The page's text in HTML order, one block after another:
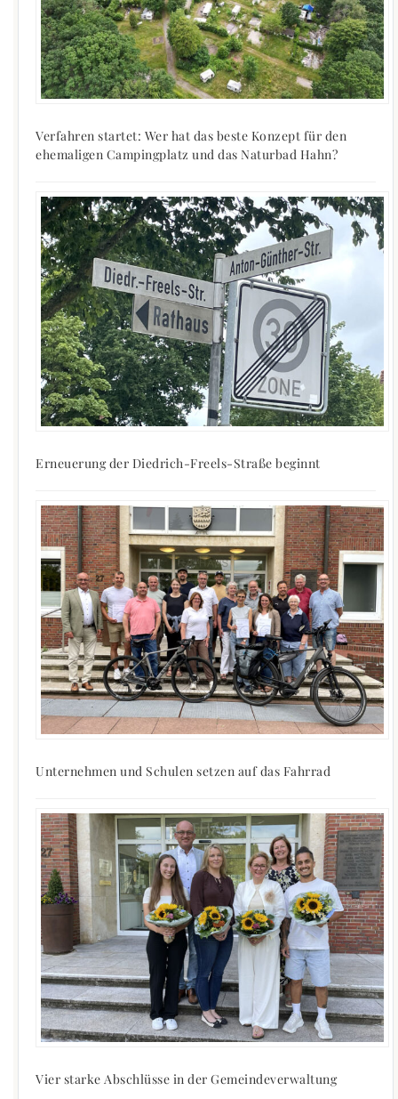
Verfahren startet: Wer hat das beste Konzept für den
ehemaligen Campingplatz und das Naturbad Hahn?
Erneuerung der Diedrich-Freels-Straße beginnt
Unternehmen und Schulen setzen auf das Fahrrad
Vier starke Abschlüsse in der Gemeindeverwaltung